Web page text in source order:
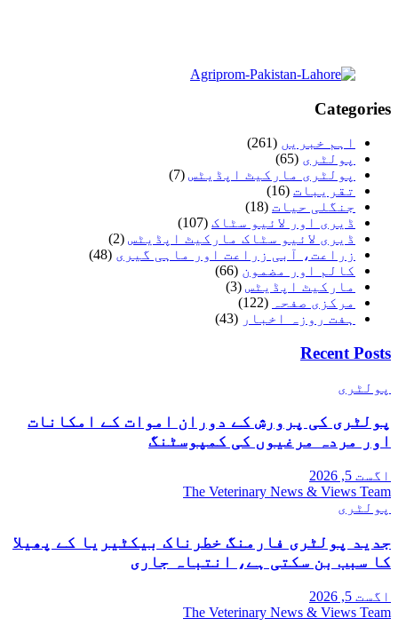
Categories
اہم خبریں (261)
پولٹری (65)
پولٹری مارکیٹ اپڈیٹس (7)
تقریبات (16)
جنگلی حیات (18)
ڈیری اور لائیو سٹاک (107)
ڈیری لائیو سٹاک مارکیٹ اپڈیٹس (2)
زراعت، آبی زراعت اور ماہی گیری (48)
کالم اور مضمون (66)
مارکیٹ اپڈیٹس (3)
مرکزی صفحہ
(122)
ہفت روزہ اخبار (43)
Recent Posts
پولٹری
پولٹری کی پرورش کے دوران اموات کے امکانات
اور مردہ مرغیوں کی کمپوسٹنگ
اگست 5, 2026
The Veterinary News & Views Team
پولٹری
جدید پولٹری فارمنگ خطرناک بیکٹیریا کے پھیلا
کا سبب بن سکتی ہے، انتباہ جاری
اگست 5, 2026
The Veterinary News & Views Team